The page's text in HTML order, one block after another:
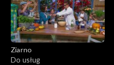
Ziarno
Do usług